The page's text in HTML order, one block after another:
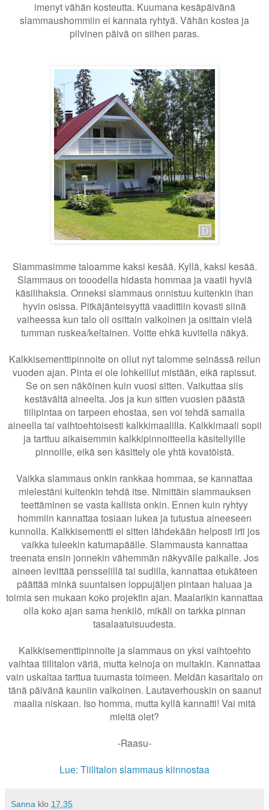
imenyt vähän kosteutta. Kuumana kesäpäivänä
slammaushommiin ei kannata ryhtyä. Vähän kostea ja
pilvinen päivä on siihen paras.
Slammasimme taloamme kaksi kesää. Kyllä, kaksi kesää.
Slammaus on tooodella hidasta hommaa ja vaatii hyviä
käsilihaksia. Onneksi slammaus onnistuu kuitenkin ihan
hyvin osissa. Pitkäjänteisyyttä vaadittiin kovasti siinä
vaiheessa kun talo oli osittain valkoinen ja osittain vielä
tumman ruskea/keltainen. Voitte ehkä kuvitella näkyä.
Kalkkisementtipinnoite on ollut nyt talomme seinässä reilun
vuoden ajan. Pinta ei ole lohkeillut mistään, eikä rapissut.
Se on sen näköinen kuin vuosi sitten. Vaikuttaa siis
kestävältä aineelta. Jos ja kun sitten vuosien päästä
tiilipintaa on tarpeen ehostaa, sen voi tehdä samalla
aineella tai vaihtoehtoisesti kalkkimaalilla. Kalkkimaali sopii
ja tarttuu aikaisemmin kalkkipinnoitteella käsitellyille
pinnoille, eikä sen käsittely ole yhtä kovatöistä.
Vaikka slammaus onkin rankkaa hommaa, se kannattaa
mielestäni kuitenkin tehdä itse. Nimittäin slammauksen
teettäminen se vasta kallista onkin. Ennen kuin ryhtyy
hommiin kannattaa tosiaan lukea ja tutustua aineeseen
kunnolla. Kalkkisementti ei sitten lähdekään helposti irti jos
vaikka tuleekin katumapäälle. Slammausta kannattaa
treenata ensin jonnekin vähemmän näkyvälle paikalle. Jos
aineen levittää pensselillä tai sudilla, kannattaa etukäteen
päättää minkä suuntaisen loppujäljen pintaan haluaa ja
toimia sen mukaan koko projektin ajan. Maalarikin kannattaa
olla koko ajan sama henkilö, mikäli on tarkka pinnan
tasalaatuisuudesta.
Kalkkisementtipinnoite ja slammaus on yksi vaihtoehto
vaihtaa tiilitalon väriä, mutta keinoja on muitakin. Kannattaa
vain uskaltaa tarttua tuumasta toimeen. Meidän kasaritalo on
tänä päivänä kauniin valkoinen. Lautaverhouskin on saanut
maalia niskaan. Iso homma, mutta kyllä kannatti! Vai mitä
mieltä olet?
-Raasu-
Lue: Tiilitalon slammaus kiinnostaa
Sanna klo 17.35